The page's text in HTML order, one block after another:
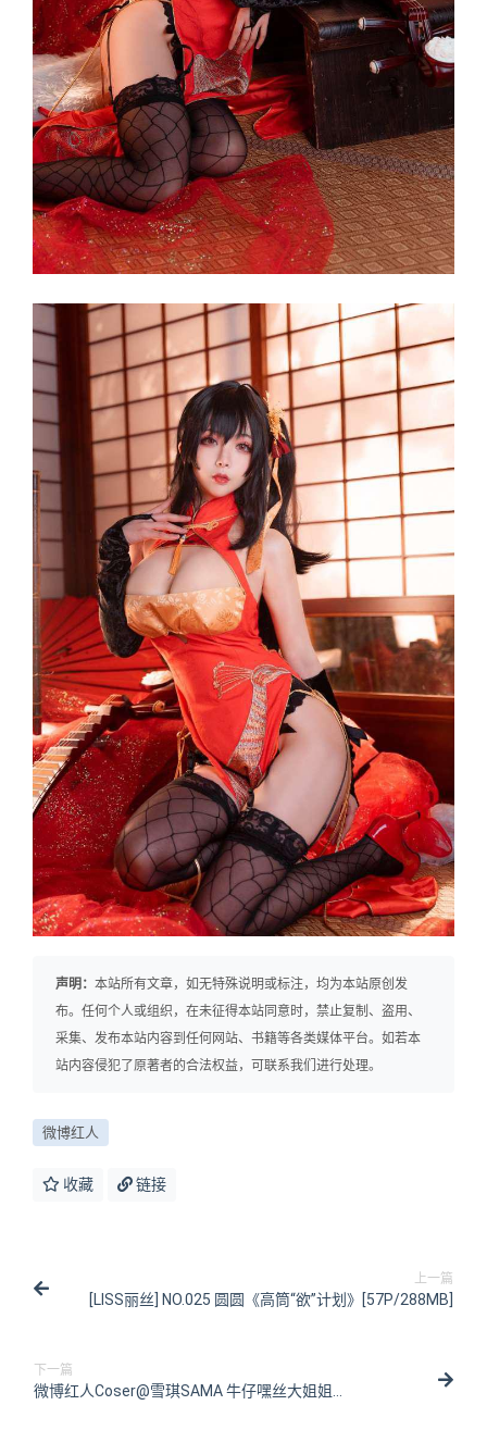
声明： 本站所有文章，如无特殊说明或标注，均为本站原创发
布。任何个人或组织，在未征得本站同意时，禁止复制、盗用、
采集、发布本站内容到任何网站、书籍等各类媒体平台。如若本
站内容侵犯了原著者的合法权益，可联系我们进行处理。
微博红人
收藏 链接
上一篇
[LISS丽丝] NO.025 圆圆《高筒“欲”计划》[57P/288MB]
下一篇
微博红人Coser@雪琪SAMA 牛仔嘿丝大姐姐